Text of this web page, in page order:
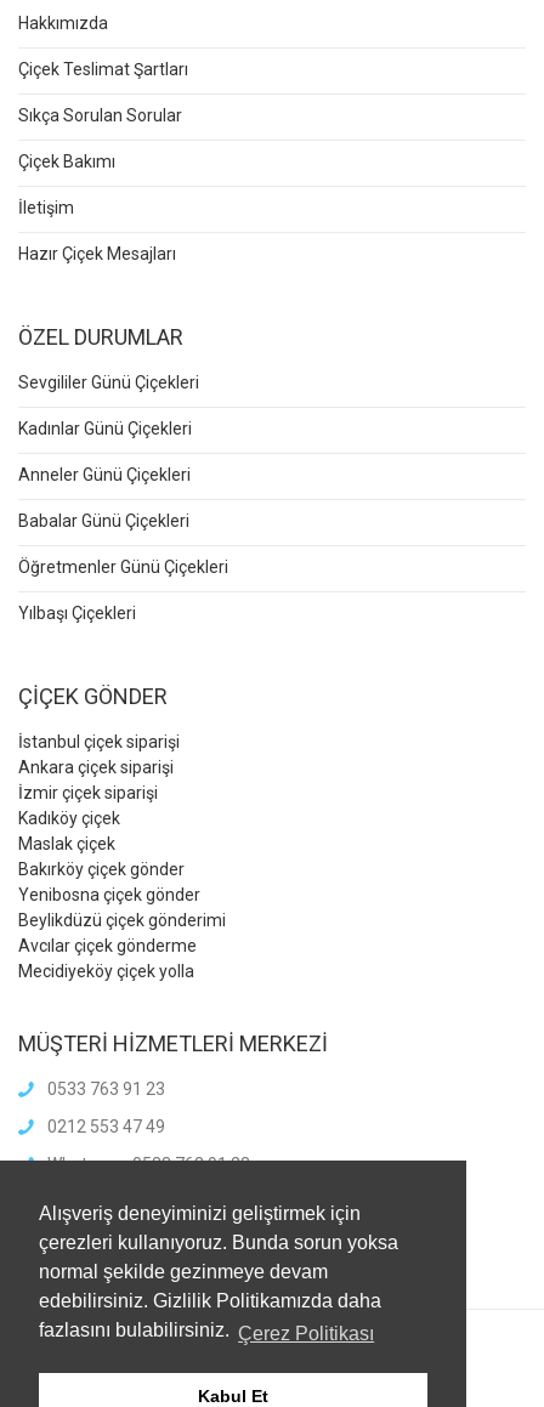
Alışveriş deneyiminizi geliştirmek için
çerezleri kullanıyoruz. Bunda sorun yoksa
normal şekilde gezinmeye devam
edebilirsiniz. Gizlilik Politikamızda daha
fazlasını bulabilirsiniz. Çerez Politikası
Kabul Et
Hakkımızda
Çiçek Teslimat Şartları
Sıkça Sorulan Sorular
Çiçek Bakımı
İletişim
Hazır Çiçek Mesajları
ÖZEL DURUMLAR
Sevgililer Günü Çiçekleri
Kadınlar Günü Çiçekleri
Anneler Günü Çiçekleri
Babalar Günü Çiçekleri
Öğretmenler Günü Çiçekleri
Yılbaşı Çiçekleri
ÇİÇEK GÖNDER
İstanbul çiçek siparişi
Ankara çiçek siparişi
İzmir çiçek siparişi
Kadıköy çiçek
Maslak çiçek
Bakırköy çiçek gönder
Yenibosna çiçek gönder
Beylikdüzü çiçek gönderimi
Avcılar çiçek gönderme
Mecidiyeköy çiçek yolla
MÜŞTERİ HİZMETLERİ MERKEZİ
0533 763 91 23
0212 553 47 49
Whatsapp: 0533 763 91 23
info@meliscicekcilik.com
Haftaiçi :8.00-21.00
HaftaSonu:8.00-21.00